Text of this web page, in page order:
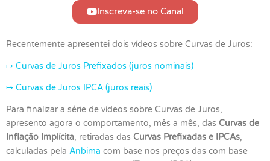
CARTEIRAS DE RF ARTIGOS PLANILHAS
Inscreva-se no Canal
Recentemente apresentei dois vídeos sobre Curvas de Juros:
↦ Curvas de Juros Prefixados (juros nominais)
↦ Curvas de Juros IPCA (juros reais)
Para finalizar a série de vídeos sobre Curvas de Juros,
apresento agora o comportamento, mês a mês, das Curvas de
Inflação Implícita, retiradas das Curvas Prefixadas e IPCAs,
calculadas pela Anbima com base nos preços das com base